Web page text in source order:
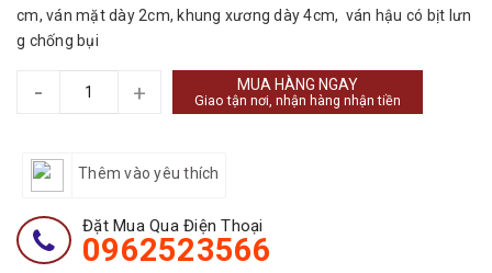
cm, ván mặt dày 2cm, khung xương dày 4cm, ván hậu có bịt lưn
g chống bụi
- + MUA HÀNG NGAY
Giao tận nơi, nhận hàng nhận tiền
Thêm vào yêu thích
Đặt Mua Qua Điện Thoại
0962523566